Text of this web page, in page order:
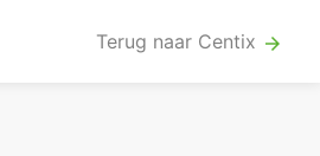
Terug naar Centix arrow_forward